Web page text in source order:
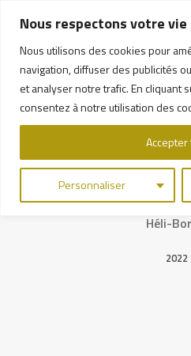
Nous respectons votre
Nous utilisons des cookies pour
navigation, diffuser des publicités
et analyser notre trafic. En cliquant
consentez à notre utilisation des
Personnaliser
Accepter
Héli-
2022